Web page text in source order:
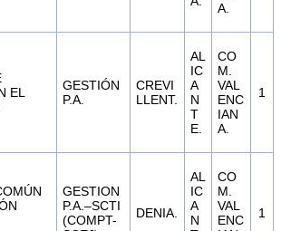
A.
EL
GESTIÓN
P.A.
CREVI
LLENT.
AL
IC
A
N
T
E.
CO
M.
VAL
ENC
IAN
A.
1
GESTION
P.A.–SCTI
(COMPT-
DENIA.
AL
IC
A
N
CO
M.
VAL
ENC
1